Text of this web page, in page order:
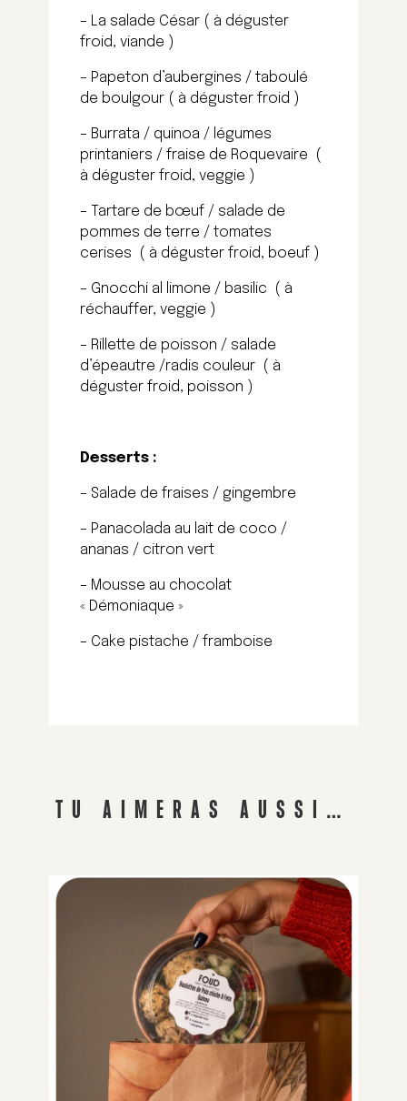
– La salade César ( à déguster
froid, viande )
– Papeton d’aubergines / taboulé
de boulgour ( à déguster froid )
– Burrata / quinoa / légumes
printaniers / fraise de Roquevaire (
à déguster froid, veggie )
– Tartare de bœuf / salade de
pommes de terre / tomates
cerises ( à déguster froid, boeuf )
– Gnocchi al limone / basilic ( à
réchauffer, veggie )
– Rillette de poisson / salade
d’épeautre /radis couleur ( à
déguster froid, poisson )
Desserts :
– Salade de fraises / gingembre
– Panacolada au lait de coco /
ananas / citron vert
– Mousse au chocolat
« Démoniaque »
– Cake pistache / framboise
TU AIMERAS AUSSI…